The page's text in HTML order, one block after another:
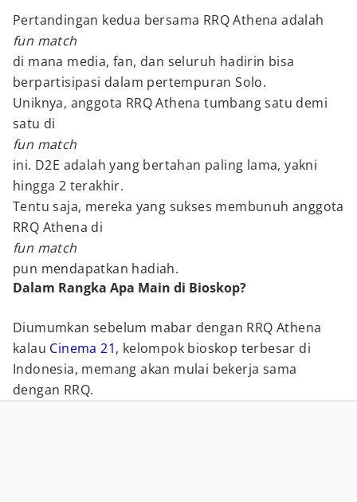
Pertandingan kedua bersama RRQ Athena adalah
fun match
di mana media, fan, dan seluruh hadirin bisa
berpartisipasi dalam pertempuran Solo.
Uniknya, anggota RRQ Athena tumbang satu demi
satu di
fun match
ini. D2E adalah yang bertahan paling lama, yakni
hingga 2 terakhir.
Tentu saja, mereka yang sukses membunuh anggota
RRQ Athena di
fun match
pun mendapatkan hadiah.
Dalam Rangka Apa Main di Bioskop?
Diumumkan sebelum mabar dengan RRQ Athena
kalau Cinema 21, kelompok bioskop terbesar di
Indonesia, memang akan mulai bekerja sama
dengan RRQ.